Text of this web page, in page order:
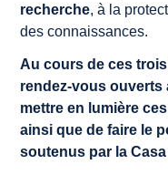
recherche, à la
des connaissances.
Au cours de ces
rendez-vous ouverts
mettre en lumière
ainsi que de faire le
soutenus par la